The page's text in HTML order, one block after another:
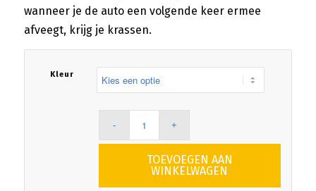
wanneer je de auto een volgende keer ermee
afveegt, krijg je krassen.
Kleur
TOEVOEGEN AAN
WINKELWAGEN